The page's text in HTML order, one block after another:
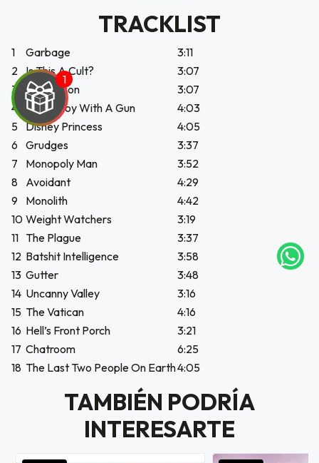
correo
web
JUGAR
TRACKLIST
1 Garbage
3:11
2 Is This A Cult?
3:07
3 Possession
3:07
4 White Boy With A Gun
4:03
5 Disney Princess
4:05
6 Grudges
3:37
7
Monopoly Man
3:52
8 Avoidant
4:29
9
Monolith
4:42
10 Weight Watchers
3:19
11 The Plague
3:37
12 Batshit Intelligence
3:58
13 Gutter
3:48
14 Uncanny Valley
3:16
15 The Vatican
4:16
16 Hell’s Front Porch
3:21
17 Chatroom
6:25
18 The Last Two People On Earth4:05
TAMBIÉN PODRÍA
INTERESARTE